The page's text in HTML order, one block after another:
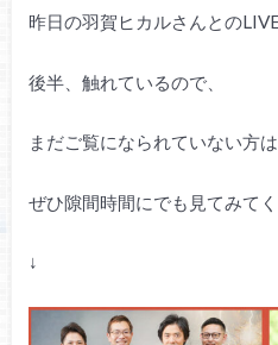
昨日の羽賀ヒカルさんとの
後半、触れているので、
まだご覧になられていない方は
ぜひ隙間時間にでも見てみてく
↓